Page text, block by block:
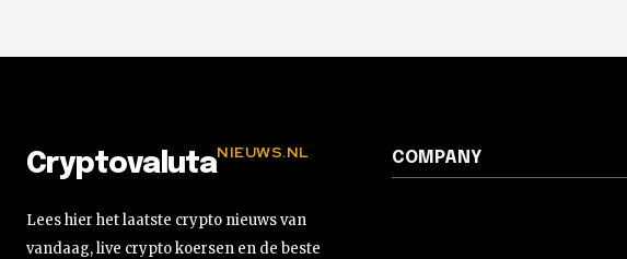
CryptovalutaNIEUWS.NL
Lees hier het laatste crypto nieuws van
vandaag, live crypto koersen en de beste
COMPANY